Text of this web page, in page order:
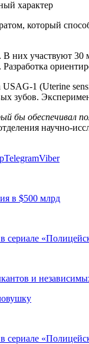
характер
который
них участвуют 30
Разработка
1 (Uterine
зубов.
бы обеспечивал
научно-
TelegramViber
в $500 млрд
и